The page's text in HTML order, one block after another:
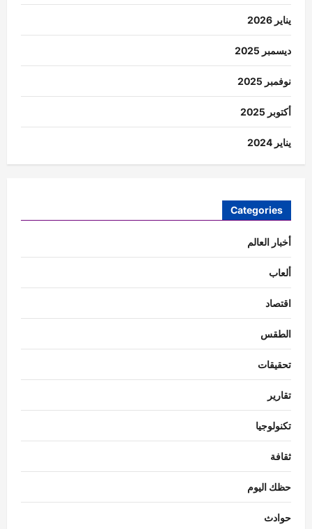
يناير 2026
ديسمبر 2025
نوفمبر 2025
أكتوبر 2025
يناير 2024
Categories
أخبار العالم
ألعاب
اقتصاد
الطقس
تحقيقات
تقارير
تكنولوجيا
ثقافة
حظك اليوم
حوادث